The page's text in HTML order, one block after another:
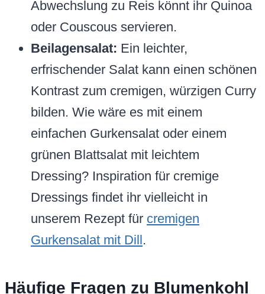
Abwechslung zu Reis könnt ihr Quinoa
oder Couscous servieren.
Beilagensalat: Ein leichter,
erfrischender Salat kann einen schönen
Kontrast zum cremigen, würzigen Curry
bilden. Wie wäre es mit einem
einfachen Gurkensalat oder einem
grünen Blattsalat mit leichtem
Dressing? Inspiration für cremige
Dressings findet ihr vielleicht in
unserem Rezept für cremigen
Gurkensalat mit Dill .
Häufige Fragen zu Blumenkohl